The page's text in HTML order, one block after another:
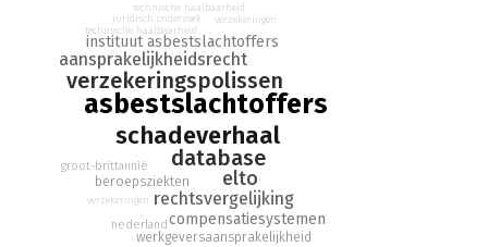
centrale vragen richten zich op het functioneren van de ELTO
binnen het bredere juridische kader voor compensatie voor
asbestschade en hoe een database voor Nederland zou
kunnen worden opzet.
asbestslachtoffers
schadeverhaal
database
verzekeringspolissen
elto
rechtsvergelijking
aansprakelijkheidsrecht
instituut asbestslachtoffers
compensatiesystemen
werkgeversaansprakelijkheid
beroepsziekten
groot-brittannië
nederland
technische haalbaarheid
verzekeringen
juridisch onderzoek
technische haalbaarheid
verzekeringen